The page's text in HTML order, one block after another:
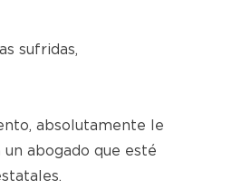
sufridas,
absolutamente le
abogado que esté